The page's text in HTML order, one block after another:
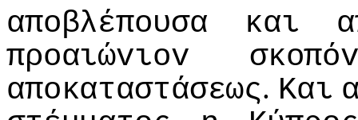
απoβλέπoυσα
και
πρoαιώvιov
απoκαταστάσεως. Και